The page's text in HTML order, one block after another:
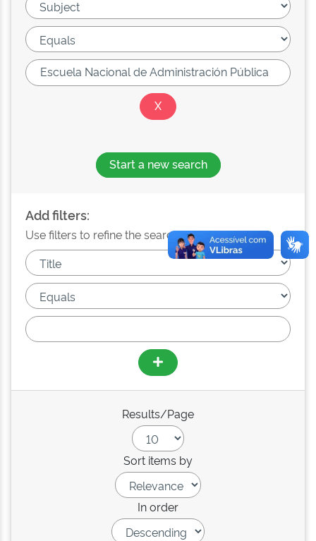
Start a new search
Add filters:
Use filters to refine the search results.
Results/Page
Sort items by
In order